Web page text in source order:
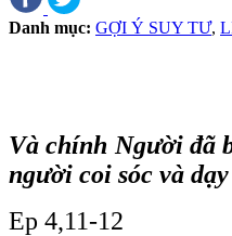
Danh mục: GỢI Ý SUY TƯ,
Và chính Người đã
người coi sóc và
Ep 4,11-12